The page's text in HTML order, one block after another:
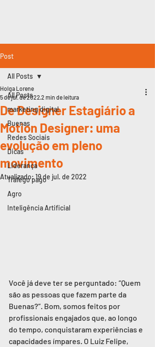
Post
All Posts
marketing digital
Buenas
Redes Sociais
Dicas
Liderança
Tráfego pago
Agro
Inteligência Artificial
All Posts
De Designer Estagiário a
Motion Designer: uma
evolução em pleno
movimento
Holga Lorene
5 de jul. de 2022 2 min de leitura
Atualizado:19 de jul. de 2022
Você já deve ter se perguntado: “Quem
são as pessoas que fazem parte da
Buenas?”. Bom, somos feitos por
profissionais engajados que, ao longo
do tempo, conquistaram experiências e
capacidades ímpares. O Luiz Felipe,